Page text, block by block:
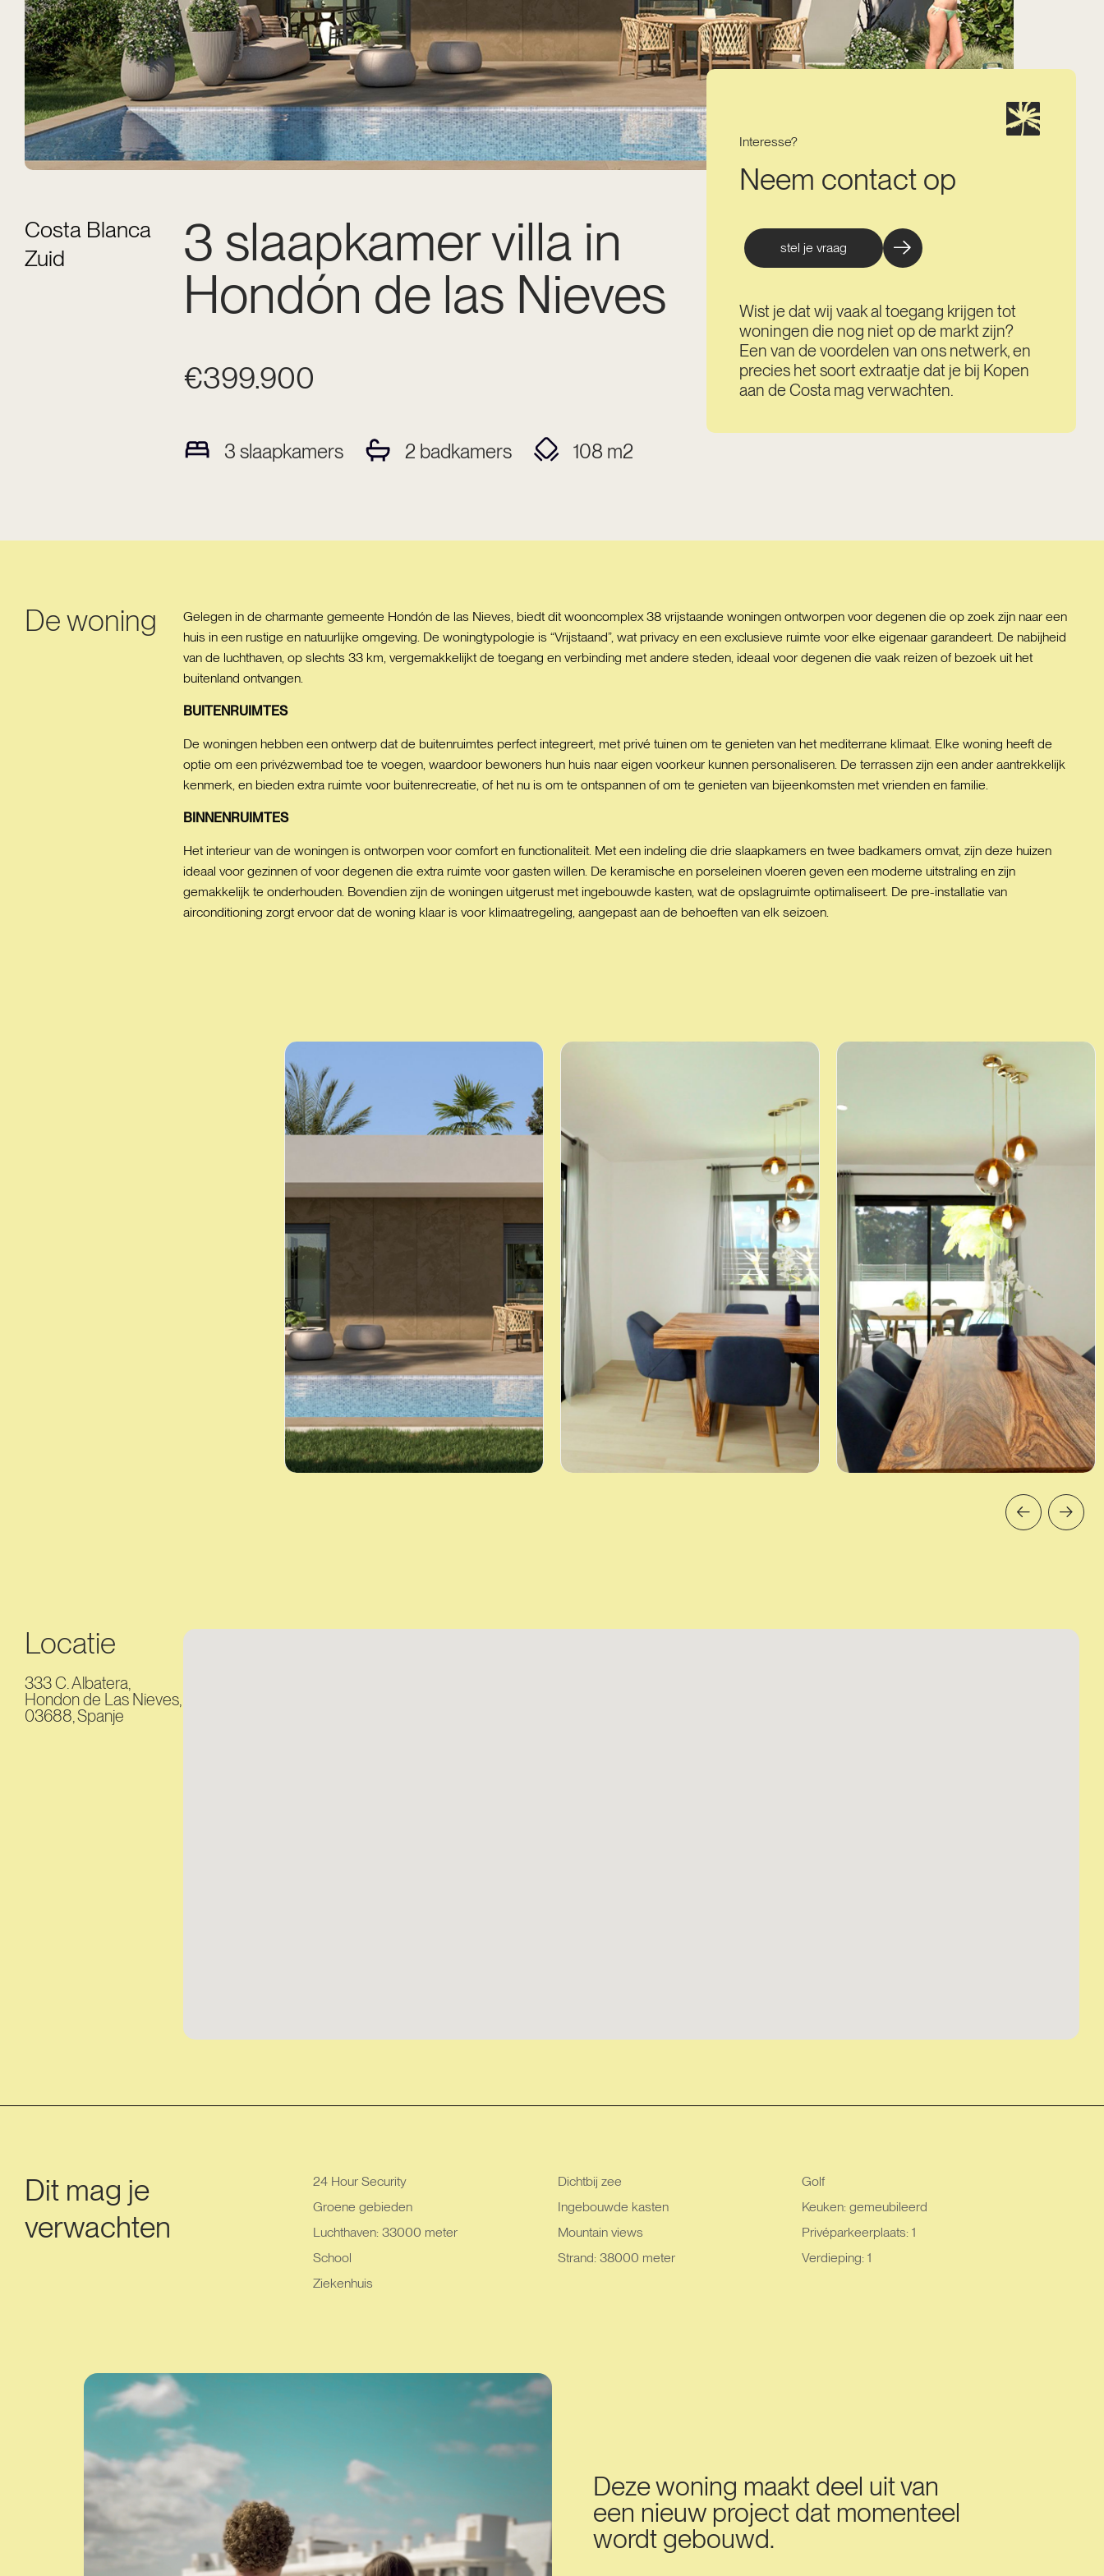
Costa Blanca
Zuid
3 slaapkamer villa in
Hondón de las Nieves
€399.900
3 slaapkamers 2 badkamers 108 m2
Interesse?
Neem contact op
stel je vraag
Wist je dat wij vaak al toegang krijgen tot
woningen die nog niet op de markt zijn?
Een van de voordelen van ons netwerk, en
precies het soort extraatje dat je bij Kopen
aan de Costa mag verwachten.
De woning
Gelegen in de charmante gemeente Hondón de las Nieves, biedt dit wooncomplex 38 vrijstaande woningen ontworpen voor degenen die op zoek zijn naar een
huis in een rustige en natuurlijke omgeving. De woningtypologie is “Vrijstaand”, wat privacy en een exclusieve ruimte voor elke eigenaar garandeert. De nabijheid
van de luchthaven, op slechts 33 km, vergemakkelijkt de toegang en verbinding met andere steden, ideaal voor degenen die vaak reizen of bezoek uit het
buitenland ontvangen.
BUITENRUIMTES
De woningen hebben een ontwerp dat de buitenruimtes perfect integreert, met privé tuinen om te genieten van het mediterrane klimaat. Elke woning heeft de
optie om een privézwembad toe te voegen, waardoor bewoners hun huis naar eigen voorkeur kunnen personaliseren. De terrassen zijn een ander aantrekkelijk
kenmerk, en bieden extra ruimte voor buitenrecreatie, of het nu is om te ontspannen of om te genieten van bijeenkomsten met vrienden en familie.
BINNENRUIMTES
Het interieur van de woningen is ontworpen voor comfort en functionaliteit. Met een indeling die drie slaapkamers en twee badkamers omvat, zijn deze huizen
ideaal voor gezinnen of voor degenen die extra ruimte voor gasten willen. De keramische en porseleinen vloeren geven een moderne uitstraling en zijn
gemakkelijk te onderhouden. Bovendien zijn de woningen uitgerust met ingebouwde kasten, wat de opslagruimte optimaliseert. De pre-installatie van
airconditioning zorgt ervoor dat de woning klaar is voor klimaatregeling, aangepast aan de behoeften van elk seizoen.
Locatie
333 C. Albatera,
Hondon de Las Nieves,
03688, Spanje
Dit mag je
verwachten
24 Hour Security Dichtbij zee
Golf
Groene gebieden
Ingebouwde kasten
Keuken: gemeubileerd
Luchthaven: 33000 meter
Mountain views
Privéparkeerplaats: 1
School
Strand: 38000 meter
Verdieping: 1
Ziekenhuis
Deze woning maakt deel uit van
een nieuw project dat momenteel
wordt gebouwd.